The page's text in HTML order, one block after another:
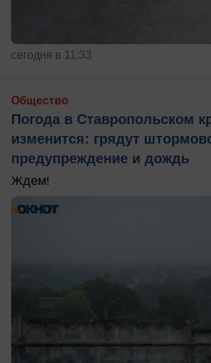
сегодня в 11:33
Общество
Погода в Ставропольском
изменится: грядут
предупреждение и дождь
Ждем!